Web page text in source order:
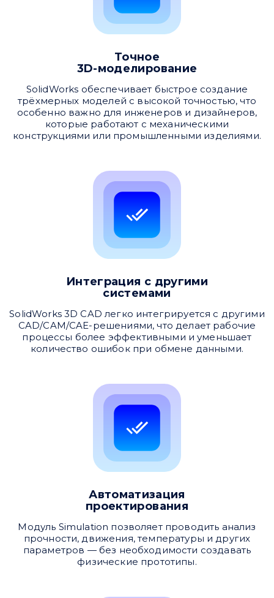
Точное
3D-моделирование
SolidWorks обеспечивает быстрое создание
трёхмерных моделей с высокой точностью, что
особенно важно для инженеров и дизайнеров,
которые работают с механическими
конструкциями или промышленными изделиями.
Интеграция с другими
системами
SolidWorks 3D CAD легко интегрируется с другими
CAD/CAM/CAE-решениями, что делает рабочие
процессы более эффективными и уменьшает
количество ошибок при обмене данными.
Автоматизация
проектирования
Модуль Simulation позволяет проводить анализ
прочности, движения, температуры и других
параметров — без необходимости создавать
физические прототипы.